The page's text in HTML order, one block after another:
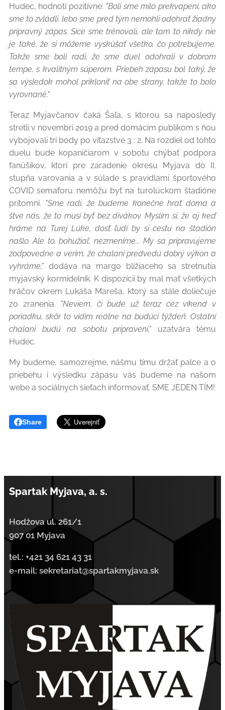
Hudec, hodnotí pozitívne: "Boli sme milo prekvapení, ako
sme to zvládli. lebo sme pred tým nemohli odohrať žiadny
prípravný zápas. Síce sme trénovali, ale tam to nikdy nie
je také, že si môžeme vyskúšať všetko, čo potrebujeme.
Takže sme boli radi, že sme duel odohrali v dobrom
tempe, s kvalitným súperom. Priebeh zápasu bol taký, že
sa výsledok mohol prikloniť na obe strany, takže to bolo
vyrovnané."
Teraz Myjavčanov čaká Šaľa, s ktorou sa naposledy
stretli v novembri 2019 a pred domácim publikom s ňou
vybojovali tri body po víťazstve 3 : 2. Na rozdiel od tohto
duelu bude kopaničiarom v sobotu chýbať podpora
fanúšikov, ktorí pre zaradenie okresu Myjava do II.
stupňa varovania a v súlade s pravidlami športového
COVID semaforu nemôžu byť na turolúckom štadióne
prítomní. "Sme radi, že budeme konečne hrať doma a
štve nás, že to musí byť bez divákov. Myslím si, že aj keď
hráme na Turej Lúke, dosť ľudí by si cestu na štadión
našlo. Ale to, bohužiaľ, nezmeníme... My sa pripravujeme
zodpovedne a verím, že chalani predvedú dobrý výkon a
vyhráme," dodáva na margo blížiaceho sa stretnutia
myjavský kormidelník. K dispozícií by mal mať všetkých
hráčov okrem Lukáša Mareša, ktorý sa stále doliečuje
zo zranenia. "Neviem, či bude už teraz cez víkend v
poriadku, skôr to vidím reálne na budúci týždeň. Ostatní
chalani budú na sobotu pripravení," uzatvára tému
Hudec.
My budeme, samozrejme, nášmu tímu držať palce a o
priebehu i výsledku zápasu vás budeme na našom
webe a sociálnych sieťach informovať. SME JEDEN TÍM!
Share
Spartak Myjava, a. s.
Hodžova ul. 261/1
907 01 Myjava
tel.: +421 34 621 43 31
e-mail: sekretariat@spartakmyjava.sk